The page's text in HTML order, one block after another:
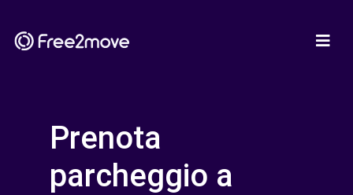
Prenota
parcheggio a